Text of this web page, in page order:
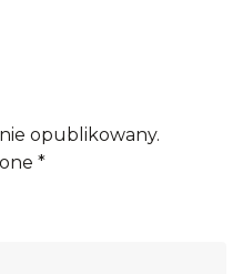
opublikowany.
*